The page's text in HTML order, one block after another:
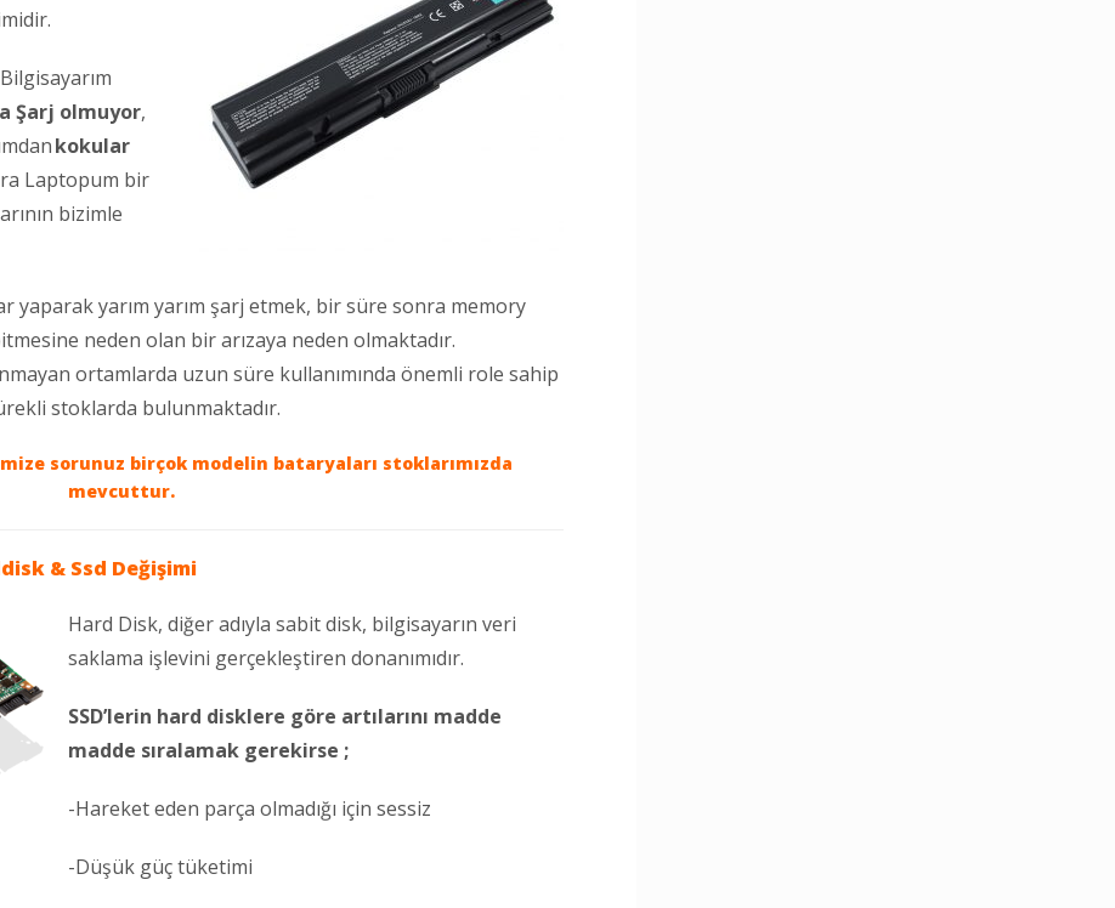
Şarj olmuyor,
kokular
Laptopum bir
bizimle
yaparak yarım yarım şarj etmek, bir süre sonra memory
neden olan bir arızaya neden olmaktadır.
ortamlarda uzun süre kullanımında önemli role sahip
stoklarda bulunmaktadır.
sorunuz birçok modelin bataryaları stoklarımızda
mevcuttur.
& Ssd Değişimi
Hard Disk, diğer adıyla sabit disk, bilgisayarın veri
saklama işlevini gerçekleştiren donanımıdır.
SSD’lerin hard disklere göre artılarını madde
madde sıralamak gerekirse ;
-Hareket eden parça olmadığı için sessiz
-Düşük güç tüketimi